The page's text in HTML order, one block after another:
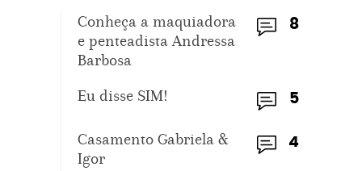
8
Conheça a maquiadora
e penteadista Andressa
Barbosa
5
Eu disse SIM!
4
Casamento Gabriela &
Igor